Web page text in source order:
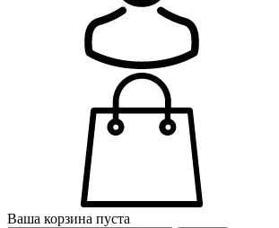
Ваша корзина пуста